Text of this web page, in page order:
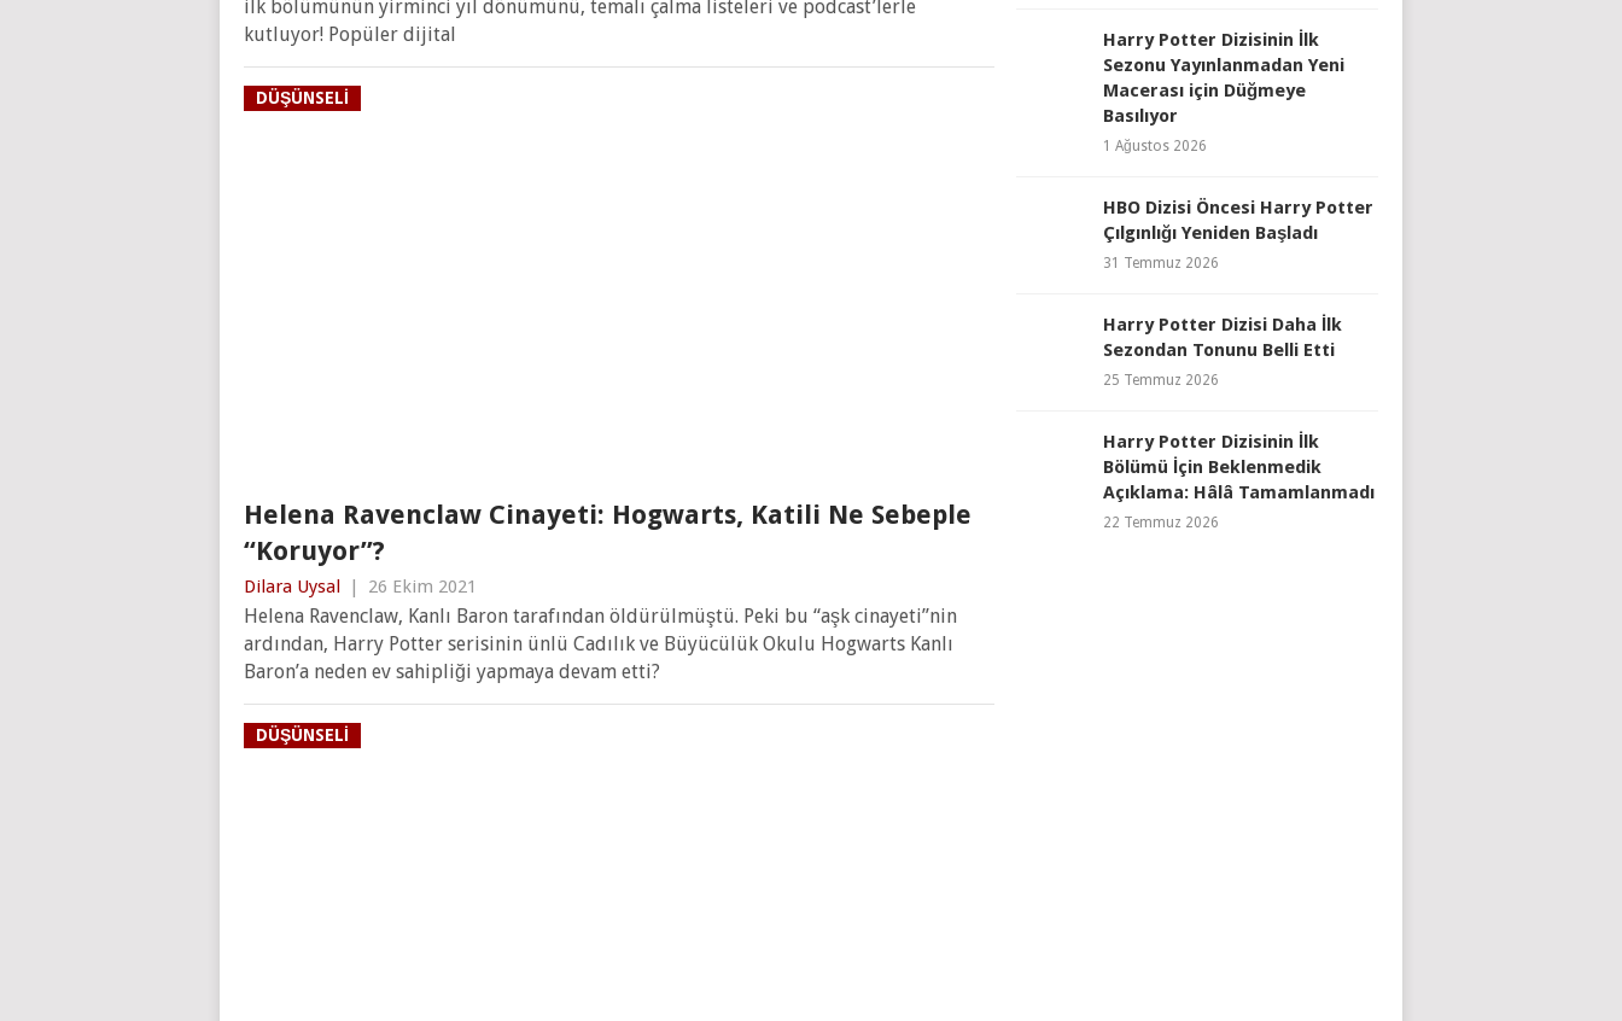
ilk bölümünün yirminci yıl dönümünü, temalı çalma listeleri ve podcast’lerle
kutluyor! Popüler dijital
DÜŞÜNSELI
Helena Ravenclaw Cinayeti: Hogwarts, Katili Ne Sebeple
“Koruyor”?
Dilara Uysal 26 Ekim 2021
Helena Ravenclaw, Kanlı Baron tarafından öldürülmüştü. Peki bu “aşk cinayeti”nin
ardından, Harry Potter serisinin ünlü Cadılık ve Büyücülük Okulu Hogwarts Kanlı
Baron’a neden ev sahipliği yapmaya devam etti?
DÜŞÜNSELI
Harry Potter Dizisinin İlk
Sezonu Yayınlanmadan Yeni
Macerası için Düğmeye
Basılıyor
1 Ağustos 2026
HBO Dizisi Öncesi Harry Potter
Çılgınlığı Yeniden Başladı
31 Temmuz 2026
Harry Potter Dizisi Daha İlk
Sezondan Tonunu Belli Etti
25 Temmuz 2026
Harry Potter Dizisinin İlk
Bölümü İçin Beklenmedik
Açıklama: Hâlâ Tamamlanmadı
22 Temmuz 2026